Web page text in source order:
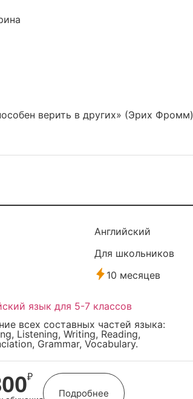
верить в других» (Эрих Фромм)
Английский
Для школьников
10 месяцев
язык для 5-7 классов
всех составных частей языка:
Listening, Writing, Reading,
Grammar, Vocabulary.
₽
Подробнее